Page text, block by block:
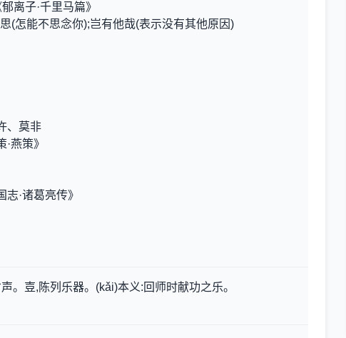
离子·千里马篇》
(怎能不思念你);岂有他哉(表示没有其他原因)
、莫非
燕策》
·诸葛亮传》
。壴,陈列乐器。(kǎi)本义:回师时献功之乐。